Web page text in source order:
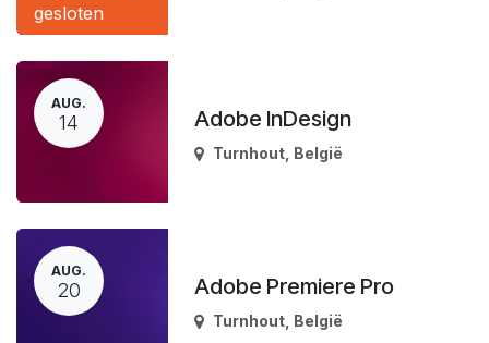
gesloten
AUG.
14 Adobe InDesign
Turnhout België
AUG.
20 Adobe Premiere Pro
Turnhout België